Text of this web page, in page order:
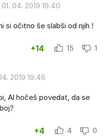
01. 04. 2019 19.40
si očitno še slabši od njih !
+14 15 1
2019 19.46
Al hočeš povedat, da se
+4 4 0